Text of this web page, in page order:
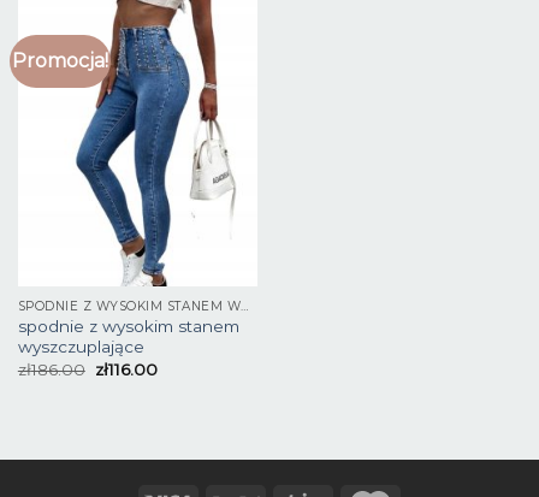
Promocja!
SPODNIE Z WYSOKIM STANEM WYSZCZUPLAJĄCE
spodnie z wysokim stanem
wyszczuplające
zł186.00 zł116.00